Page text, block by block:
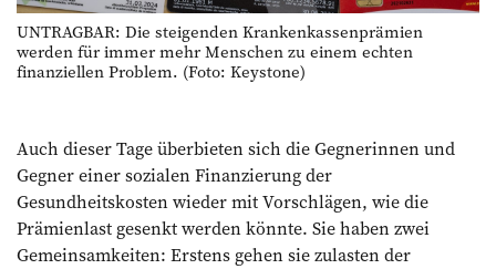
UNTRAGBAR: Die steigenden Krankenkassenprämien
werden für immer mehr Menschen zu einem echten
finanziellen Problem. (Foto: Keystone)
Auch dieser Tage überbieten sich die Gegnerinnen und
Gegner einer sozialen Finanzierung der
Gesundheitskosten wieder mit Vorschlägen, wie die
Prämienlast gesenkt werden könnte. Sie haben zwei
Gemeinsamkeiten: Erstens gehen sie zulasten der